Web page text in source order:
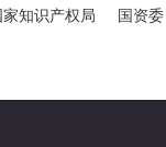
家知识产权局 国资委